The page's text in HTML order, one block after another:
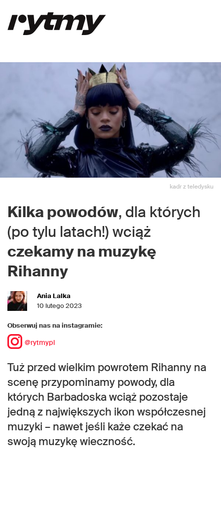
kadr z teledysku
Kilka powodów, dla których
(po tylu latach!) wciąż
czekamy na muzykę
Rihanny
Ania Lalka
10 lutego 2023
Obserwuj nas na instagramie:
@rytmypl
Tuż przed wielkim powrotem Rihanny na
scenę przypominamy powody, dla
których Barbadoska wciąż pozostaje
jedną z największych ikon współczesnej
muzyki – nawet jeśli każe czekać na
swoją muzykę wieczność.